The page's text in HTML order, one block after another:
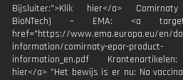
Bijsluiter:">Klik hier</a>
BioNTech) – EMA: <a
href="https://www.ema.europa.eu/en/
information/comirnaty-epar-product-
information_en.pdf
hier</a> "Het bewijs is er nu: Na